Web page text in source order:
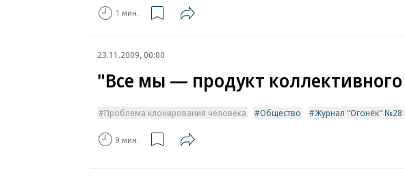
1 мин.
23.11.2009, 00:00
"Все мы — продукт коллективного
Проблема клонирования человека Общество Журнал "Огонёк" №28
9 мин.